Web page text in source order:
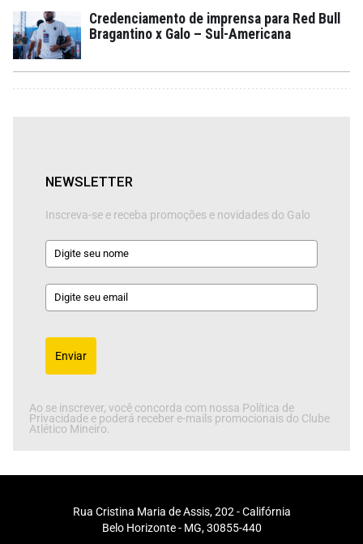
Credenciamento de imprensa para Red Bull
Bragantino x Galo – Sul-Americana
NEWSLETTER
Inscreva-se e receba promoções e novidades do Galo
Enviar
Ao se inscrever, você concorda com nossa Política de
Privacidade e poderá receber e-mails promocionais do Clube
Atlético Mineiro.
Rua Cristina Maria de Assis, 202 - Califórnia
Belo Horizonte - MG, 30855-440